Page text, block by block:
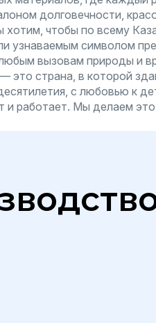
долговечности,
хотим, чтобы по всему
узнаваемым символом
вызовам природы и
это страна, в которой
с любовью к
и работает. Мы делаем